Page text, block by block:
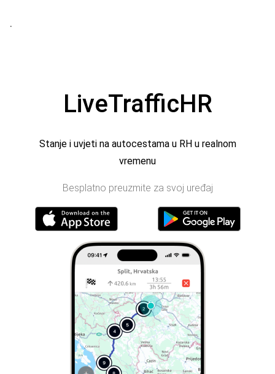
.
LiveTrafficHR
Stanje i uvjeti na autocestama u RH u realnom
vremenu
Besplatno preuzmite za svoj uređaj